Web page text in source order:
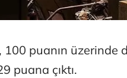
100 puanın üzerinde
puana çıktı.